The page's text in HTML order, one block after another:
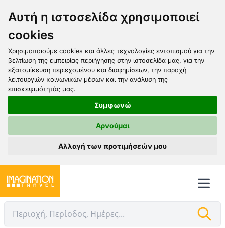
Αυτή η ιστοσελίδα χρησιμοποιεί
cookies
Χρησιμοποιούμε cookies και άλλες τεχνολογίες εντοπισμού για την
βελτίωση της εμπειρίας περιήγησης στην ιστοσελίδα μας, για την
εξατομίκευση περιεχομένου και διαφημίσεων, την παροχή
λειτουργιών κοινωνικών μέσων και την ανάλυση της
επισκεψιμότητάς μας.
Συμφωνώ
Αρνούμαι
Αλλαγή των προτιμήσεών μου